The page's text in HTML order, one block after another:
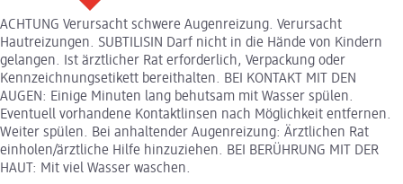
ACHTUNG Verursacht schwere Augenreizung. Verursacht
Hautreizungen. SUBTILISIN Darf nicht in die Hände von Kindern
gelangen. Ist ärztlicher Rat erforderlich, Verpackung oder
Kennzeichnungsetikett bereithalten. BEI KONTAKT MIT DEN
AUGEN: Einige Minuten lang behutsam mit Wasser spülen.
Eventuell vorhandene Kontaktlinsen nach Möglichkeit entfernen.
Weiter spülen. Bei anhaltender Augenreizung: Ärztlichen Rat
einholen/ärztliche Hilfe hinzuziehen. BEI BERÜHRUNG MIT DER
HAUT: Mit viel Wasser waschen.